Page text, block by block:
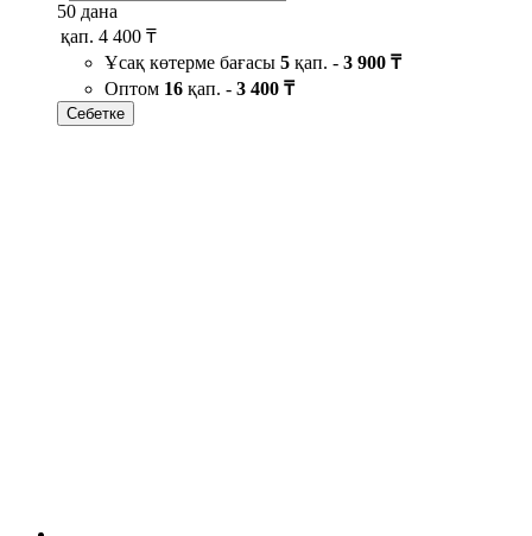
50 дана
қап. 4 400 ₸
Ұсақ көтерме бағасы 5 қап. - 3 900 ₸
Оптом 16 қап. - 3 400 ₸
Себетке